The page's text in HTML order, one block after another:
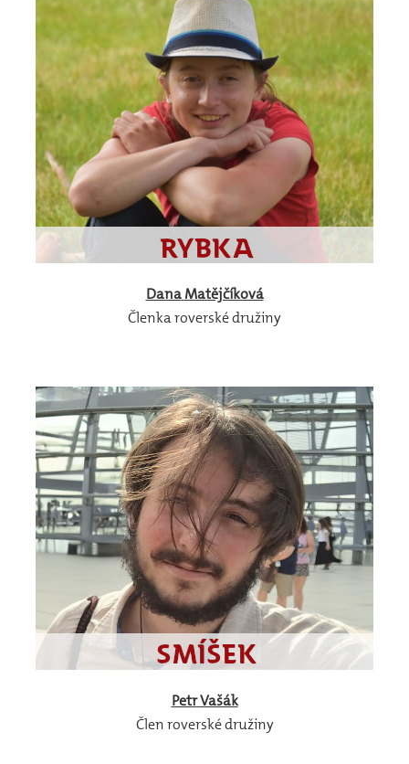
Dana Matějčíková
Členka roverské družiny
PetrVašák
Člen roverské družiny